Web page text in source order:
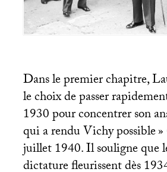
Dans le premier chapitre,
le choix de passer
1930 pour concentrer son
qui a rendu Vichy possible
juillet 1940. Il souligne que
dictature fleurissent dès